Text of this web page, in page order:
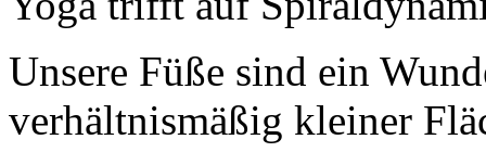
Unsere Füße sind ein
verhältnismäßig kleiner